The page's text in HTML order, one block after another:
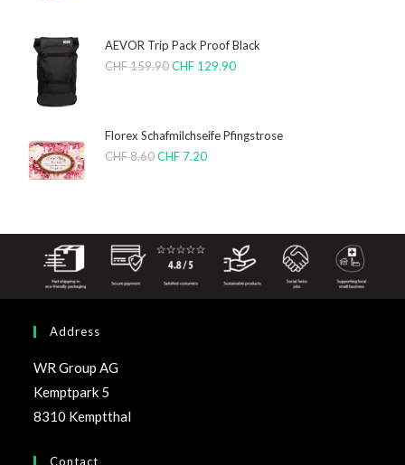
AEVOR Trip Pack Proof Black
CHF159.90 CHF 129.90
Florex Schafmilchseife Pfingstrose
CHF8.60 CHF 7.20
Address
WR Group AG
Kemptpark 5
8310 Kemptthal
Contact